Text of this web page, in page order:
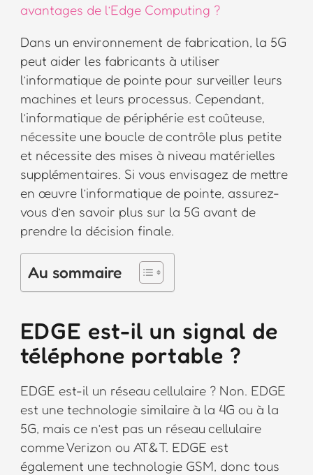
avantages de l’Edge Computing ?
Dans un environnement de fabrication, la 5G
peut aider les fabricants à utiliser
l’informatique de pointe pour surveiller leurs
machines et leurs processus. Cependant,
l’informatique de périphérie est coûteuse,
nécessite une boucle de contrôle plus petite
et nécessite des mises à niveau matérielles
supplémentaires. Si vous envisagez de mettre
en œuvre l’informatique de pointe, assurez-
vous d’en savoir plus sur la 5G avant de
prendre la décision finale.
Au sommaire
EDGE est-il un signal de
téléphone portable ?
EDGE est-il un réseau cellulaire ? Non. EDGE
est une technologie similaire à la 4G ou à la
5G, mais ce n’est pas un réseau cellulaire
comme Verizon ou AT&T. EDGE est
également une technologie GSM, donc tous